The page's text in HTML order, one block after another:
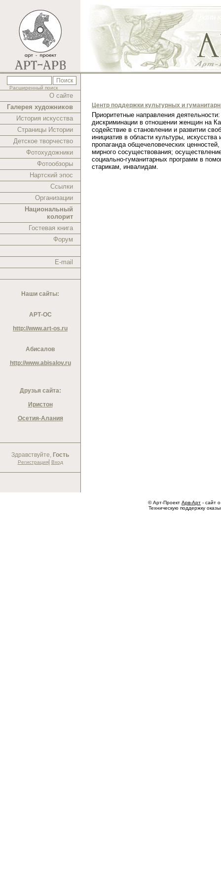
Расширенный поиск
О сайте
Галерея художников
История искусства
Страницы Истории
Детское творчество
Фотохудожники
Фотообзоры
Нартский эпос
Ссылки
Организации
Национальный
колорит
Гостевая книга
Форум
E-mail
Наши сайты:
АРТ-ОС
http://www.art-os.ru
Абисалов
http://www.abisalov.ru
Друзья сайта:
Иристон
Осетия-Алания
Здравствуйте, Гость
Регистрация| Вход
Центр поддержки культурных и
Приоритетные направления
дискриминации в отношении женщин на
содействие в становлении и развитии
инициатив в области культуры, искусства
пропаганда общечеловеческих
мирного сосуществования;
социально-гуманитарных программ в
старикам, инвалидам.
© Арт-Проект Арв-Арт - сайт
Техническую поддержку